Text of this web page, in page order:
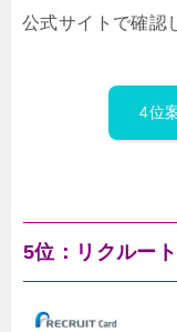
公式サイトで確認
4位
5位：リクルー